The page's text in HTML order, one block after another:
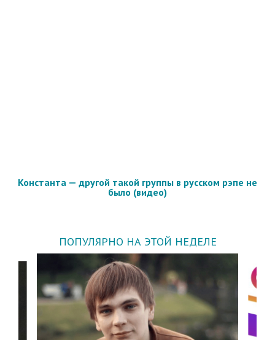
Константа — другой такой группы в русском рэпе не
было (видео)
ПОПУЛЯРНО НА ЭТОЙ НЕДЕЛЕ